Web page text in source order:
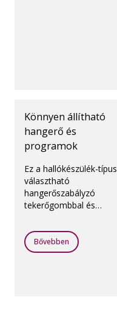
Könnyen állítható
hangerő és
programok
Ez a hallókészülék-típus
választható
hangerőszabályzó
tekerőgombbal és
rendelkezik, így
könnyedén
szabályozhatja a
Bővebben